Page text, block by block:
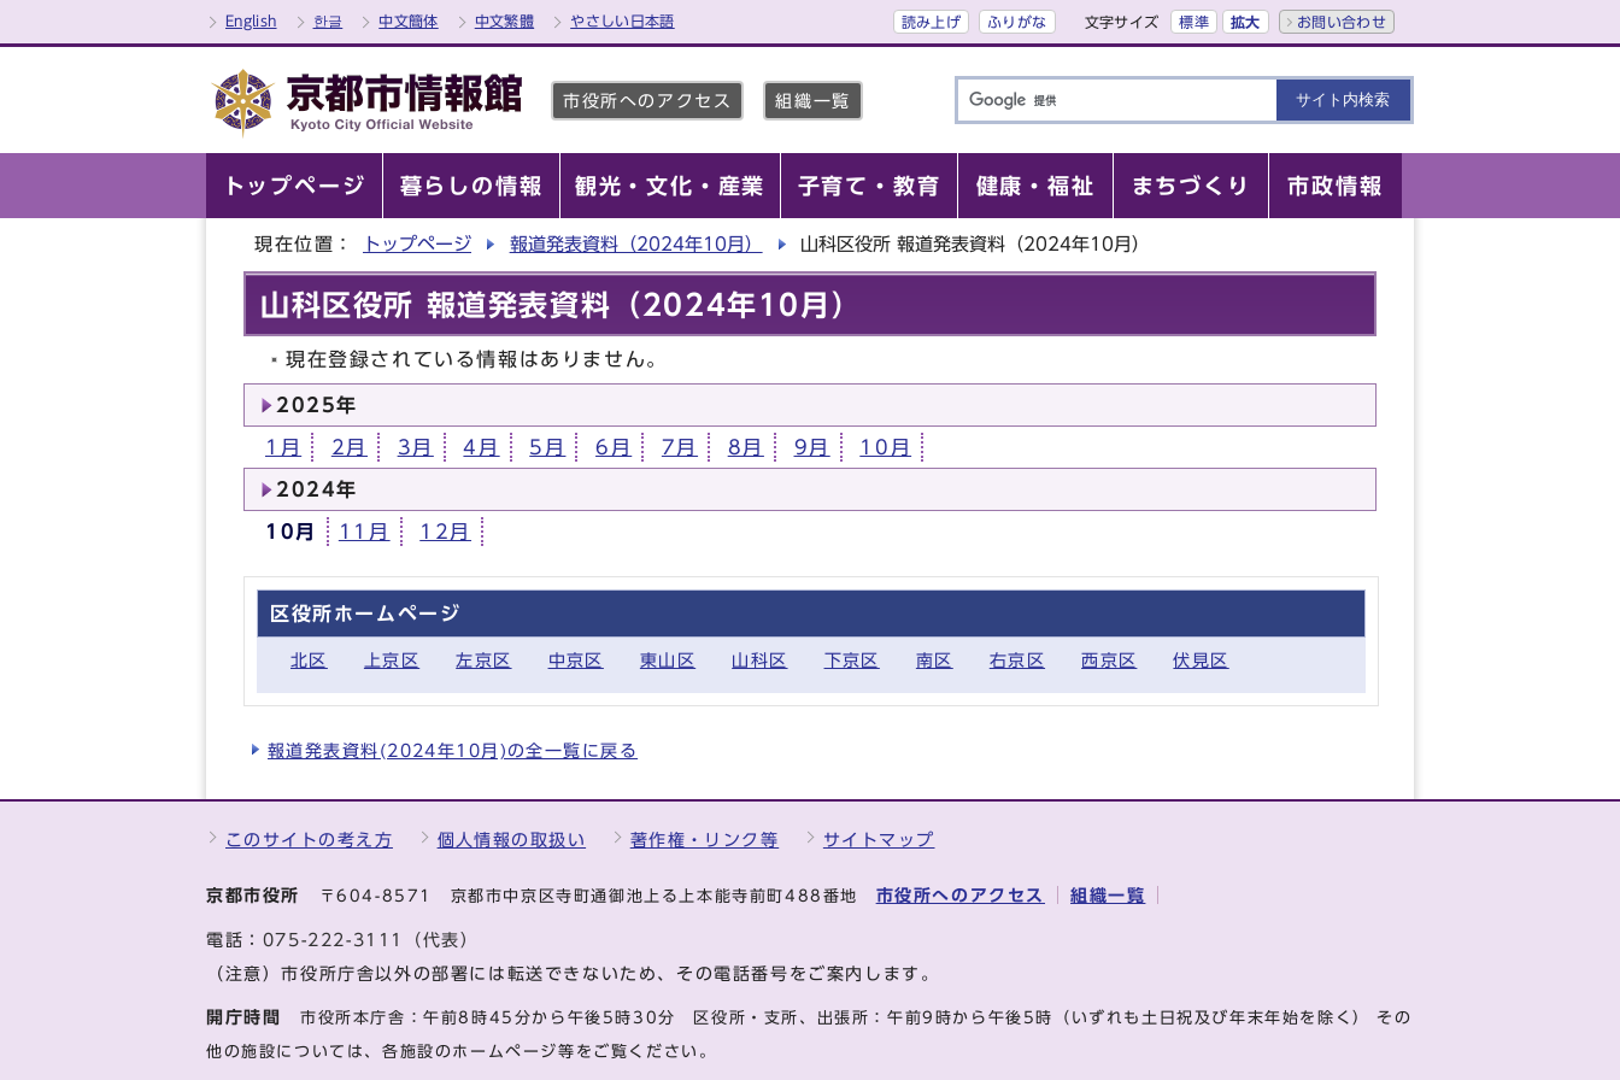
English 한글 中文簡体 中文繁體 やさしい日本語 読み上げ ふりがな 文字サイズ 標準 拡大 お問い合わせ
市役所へのアクセス 組織一覧
トップページ 暮らしの情報 観光・文化・産業 子育て・教育 健康・福祉 まちづくり 市政情報
現在位置： トップページ 報道発表資料（2024年10月） 山科区役所 報道発表資料（2024年10月）
山科区役所 報道発表資料（2024年10月）
現在登録されている情報はありません。
2025年
1月 2月 3月 4月 5月 6月 7月 8月 9月 10月
2024年
10月 11月 12月
区役所ホームページ
北区 上京区 左京区 中京区 東山区 山科区 下京区 南区 右京区 西京区 伏見区
報道発表資料(2024年10月)の全一覧に戻る
このサイトの考え方 個人情報の取扱い 著作権・リンク等 サイトマップ
京都市役所 〒604-8571 京都市中京区寺町通御池上る上本能寺前町488番地 市役所へのアクセス 組織一覧
電話： 075-222-3111（代表）
（注意）市役所庁舎以外の部署には転送できないため、その電話番号をご案内します。
開庁時間 市役所本庁舎：午前8時45分から午後5時30分 区役所・支所、出張所：午前9時から午後5時 （いずれも土日祝及び年末年始を除く） その
他の施設については、各施設のホームページ等をご覧ください。